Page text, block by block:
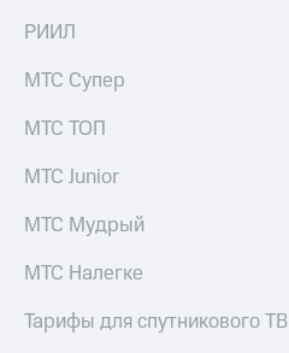
"МТС"
Собрания
акционеров
кабинет
акционера
Акционерный
капитал
и
Рынок
РИИЛ
МТС Супер
МТС ТОП
МТС Junior
МТС Мудрый
МТС Налегке
Тарифы для спутникового ТВ